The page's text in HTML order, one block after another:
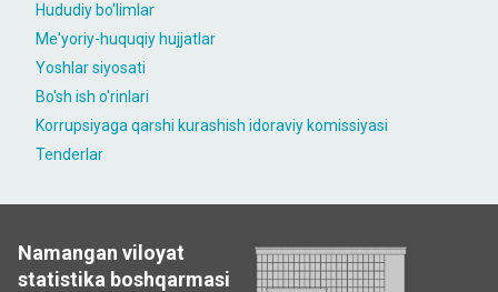
Hududiy bo'limlar
Me'yoriy-huquqiy hujjatlar
Yoshlar siyosati
Bo'sh ish o'rinlari
Korrupsiyaga qarshi kurashish idoraviy komissiyasi
Tenderlar
Namangan viloyat
statistika boshqarmasi